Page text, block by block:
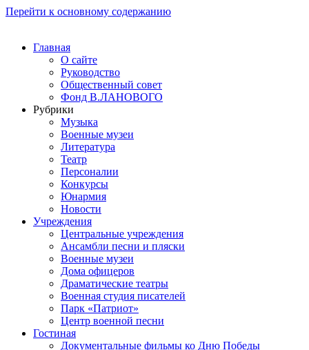
Перейти к основному содержанию
Главная
О сайте
Руководство
Общественный совет
Фонд В.ЛАНОВОГО
Рубрики
Музыка
Военные музеи
Литература
Театр
Персоналии
Конкурсы
Юнармия
Новости
Учреждения
Центральные учреждения
Ансамбли песни и пляски
Военные музеи
Дома офицеров
Драматические театры
Военная студия писателей
Парк «Патриот»
Центр военной песни
Гостиная
Документальные фильмы ко Дню Победы